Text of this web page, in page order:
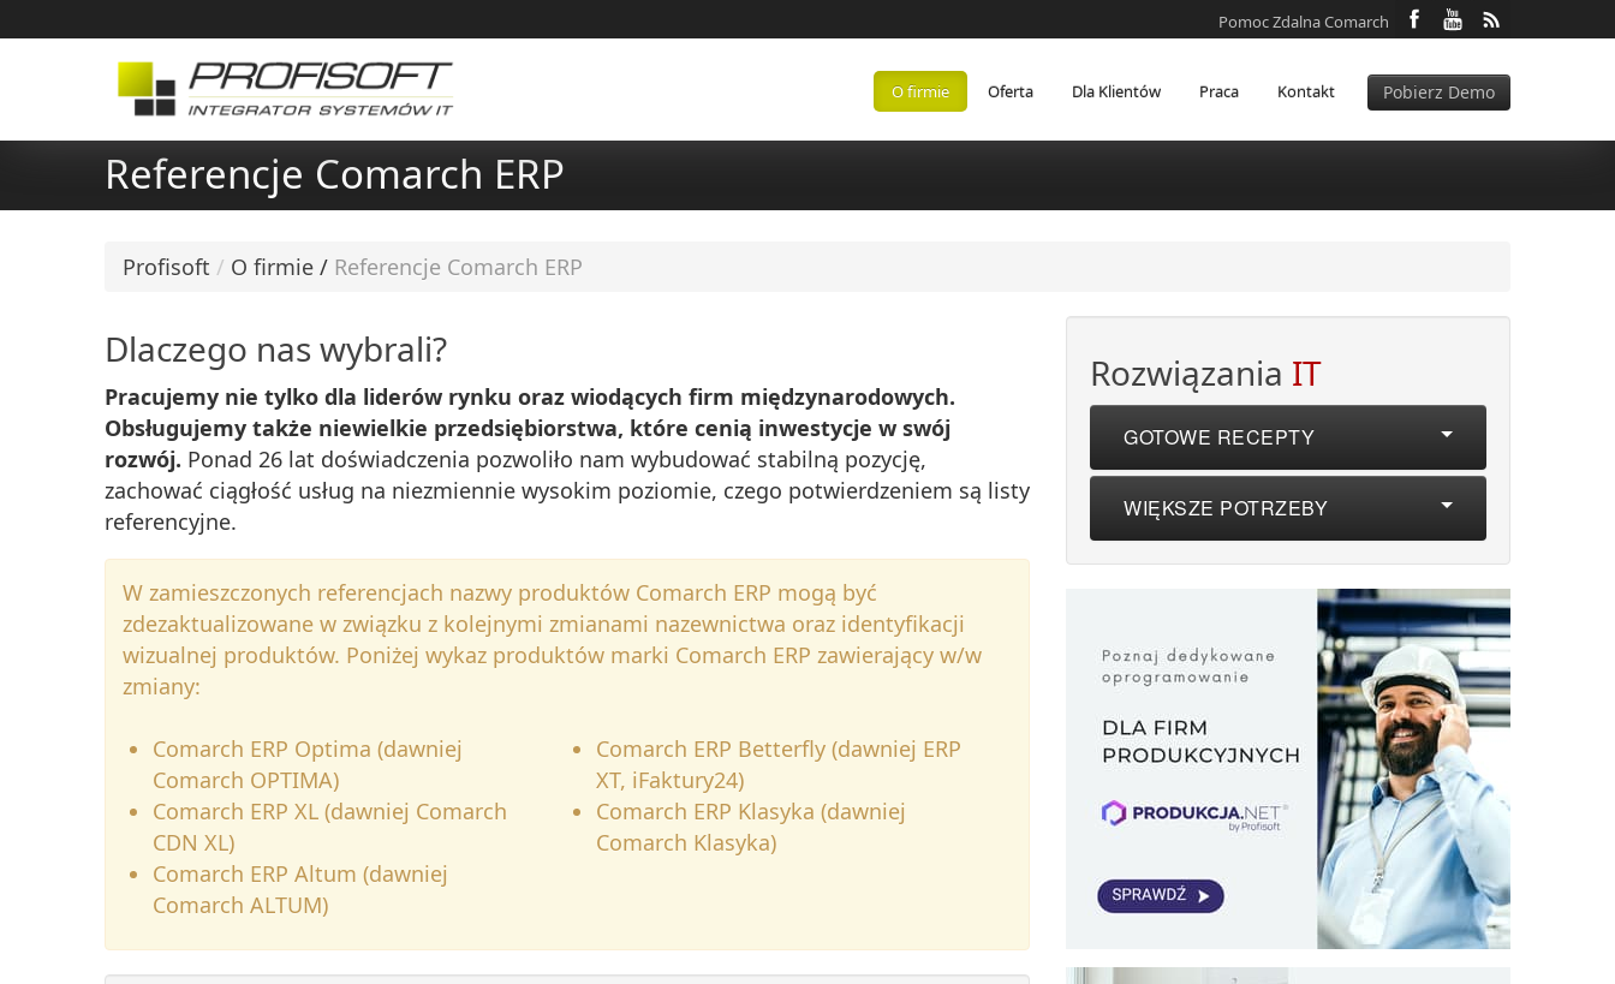
Pomoc Zdalna Comarch
O firmie Oferta Dla Klientów Praca Kontakt Pobierz Demo
Referencje Comarch ERP
Profisoft / O firmie / Referencje Comarch ERP
Dlaczego nas wybrali?
Pracujemy nie tylko dla liderów rynku oraz wiodących firm międzynarodowych.
Obsługujemy także niewielkie przedsiębiorstwa, które cenią inwestycje w swój
rozwój. Ponad 26 lat doświadczenia pozwoliło nam wybudować stabilną pozycję,
zachować ciągłość usług na niezmiennie wysokim poziomie, czego potwierdzeniem są listy
referencyjne.
W zamieszczonych referencjach nazwy produktów Comarch ERP mogą być
zdezaktualizowane w związku z kolejnymi zmianami nazewnictwa oraz identyfikacji
wizualnej produktów. Poniżej wykaz produktów marki Comarch ERP zawierający w/w
zmiany:
Comarch ERP Optima (dawniej
Comarch OPTIMA)
Comarch ERP XL (dawniej Comarch
CDN XL)
Comarch ERP Altum (dawniej
Comarch ALTUM)
Comarch ERP Betterfly (dawniej ERP
XT, iFaktury24)
Comarch ERP Klasyka (dawniej
Comarch Klasyka)
Rozwiązania IT
GOTOWE RECEPTY
WIĘKSZE POTRZEBY